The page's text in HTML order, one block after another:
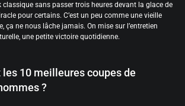
sans passer trois heures devant la glace de
pour certains. C’est un peu comme une vieille
ça ne nous lâche jamais. On mise sur l’entretien
une petite victoire quotidienne.
10 meilleures coupes de
?